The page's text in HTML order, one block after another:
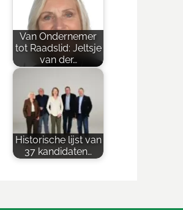
Van Ondernemer
tot Raadslid: Jeltsje
van der…
Historische lijst van
37 kandidaten…